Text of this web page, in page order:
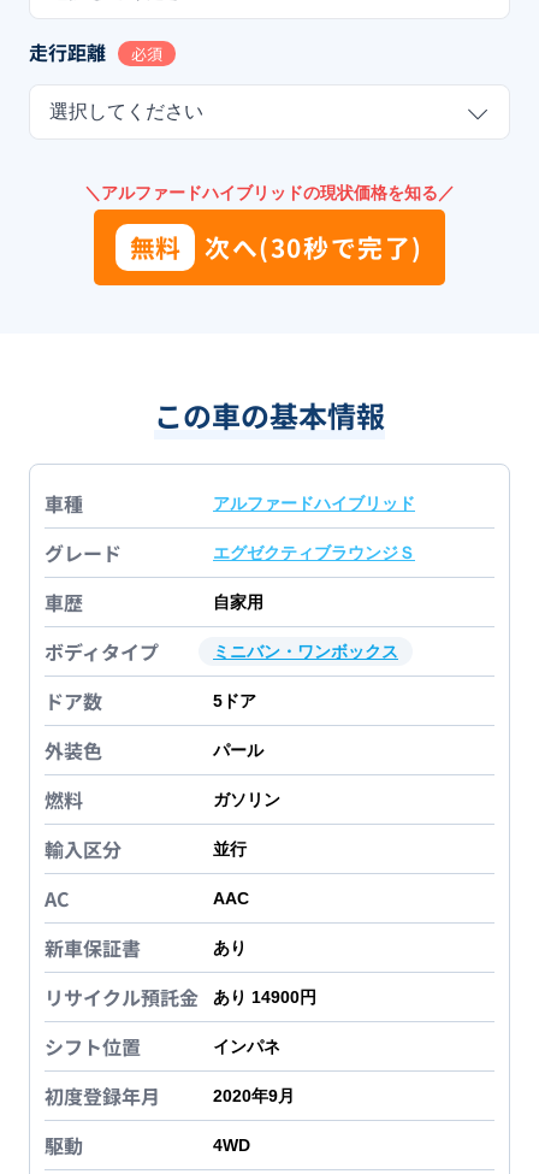
走行距離 必須
選択してください
＼アルファードハイブリッドの現状価格を知る／
無料 次へ(30秒で完了)
この車の基本情報
車種 アルファードハイブリッド
グレード エグゼクティブラウンジＳ
車歴 自家用
ボディタイプ ミニバン・ワンボックス
ドア数 5 ドア
外装色 パール
燃料 ガソリン
輸入区分 並行
AC AAC
新車保証書 あり
リサイクル預託金 あり 14900円
シフト位置 インパネ
初度登録年月 2020年9月
駆動 4WD